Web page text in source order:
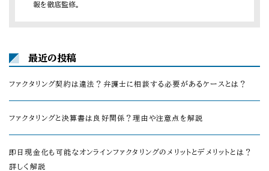
報を徹底監修。
最近の投稿
ファクタリング契約は違法？弁護士に相談する必要があるケースとは？
ファクタリングと決算書は良好関係？理由や注意点を解説
即日現金化も可能なオンラインファクタリングのメリットとデメリットとは？
詳しく解説